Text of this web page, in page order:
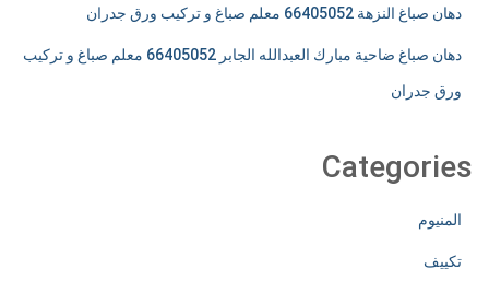
دهان صباغ النزهة 66405052 معلم صباغ و تركيب ورق جدران
دهان صباغ ضاحية مبارك العبدالله الجابر 66405052 معلم صباغ و تركيب
ورق جدران
Categories
المنيوم
تكييف